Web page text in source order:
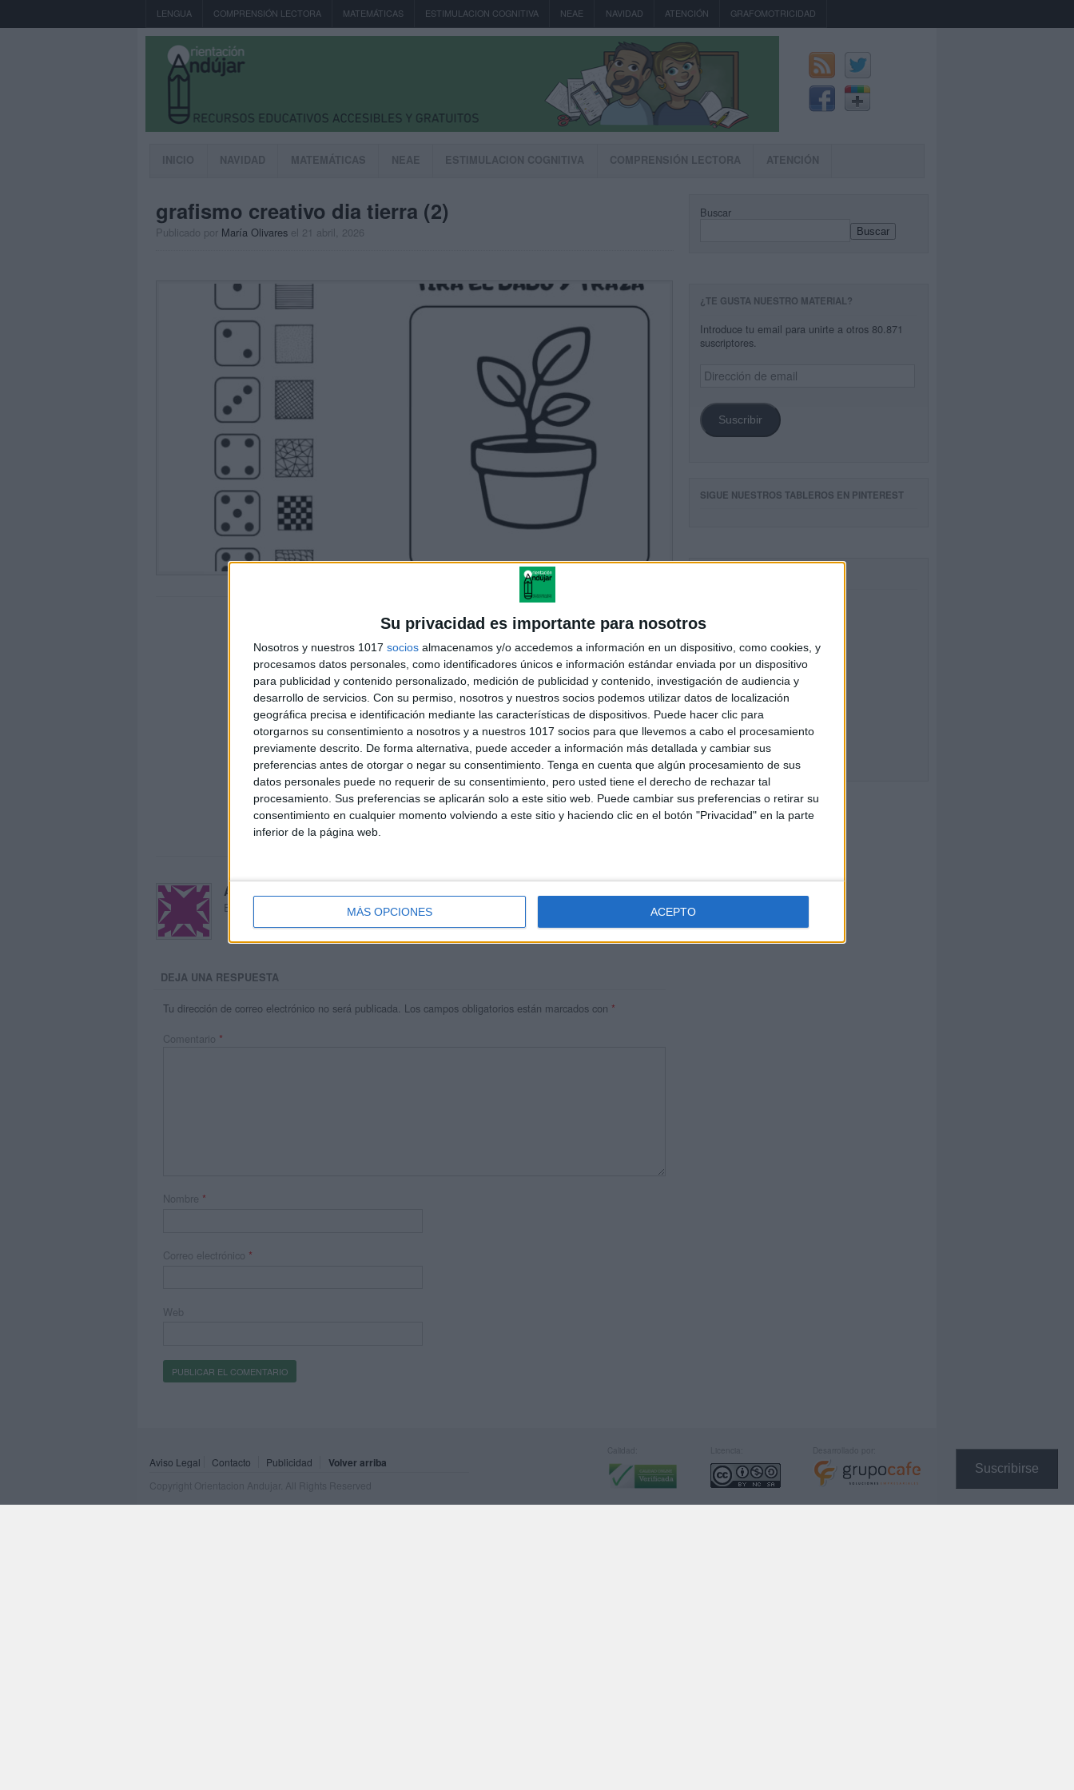
Su privacidad es importante para nosotros
Nosotros y nuestros 1017 socios almacenamos y/o accedemos a información en un dispositivo, como cookies, y
procesamos datos personales, como identificadores únicos e información estándar enviada por un dispositivo
para publicidad y contenido personalizado, medición de publicidad y contenido, investigación de audiencia y
desarrollo de servicios. Con su permiso, nosotros y nuestros socios podemos utilizar datos de localización
geográfica precisa e identificación mediante las características de dispositivos. Puede hacer clic para
otorgarnos su consentimiento a nosotros y a nuestros 1017 socios para que llevemos a cabo el procesamiento
previamente descrito. De forma alternativa, puede acceder a información más detallada y cambiar sus
preferencias antes de otorgar o negar su consentimiento. Tenga en cuenta que algún procesamiento de sus
datos personales puede no requerir de su consentimiento, pero usted tiene el derecho de rechazar tal
procesamiento. Sus preferencias se aplicarán solo a este sitio web. Puede cambiar sus preferencias o retirar su
consentimiento en cualquier momento volviendo a este sitio y haciendo clic en el botón "Privacidad" en la parte
inferior de la página web.
MÁS OPCIONES ACEPTO
Suscribirse
LENGUA COMPRENSIÓN LECTORA MATEMÁTICAS ESTIMULACION COGNITIVA NEAE NAVIDAD ATENCIÓN GRAFOMOTRICIDAD
INICIO NAVIDAD MATEMÁTICAS NEAE ESTIMULACION COGNITIVA COMPRENSIÓN LECTORA ATENCIÓN
grafismo creativo dia tierra (2)
Publicado por María Olivares el 21 abril, 2026
Acerca de María Olivares
El autor no ha proporcionado ninguna información.
DEJA UNA RESPUESTA
Tu dirección de correo electrónico no será publicada. Los campos obligatorios están marcados con *
Comentario *
Nombre *
Correo electrónico *
Web
Buscar
Buscar
¿TE GUSTA NUESTRO MATERIAL?
Introduce tu email para unirte a otros 80.871
suscriptores.
Dirección
de
Suscribir
SIGUE NUESTROS TABLEROS EN PINTEREST
Aviso Legal Contacto Publicidad Volver arriba